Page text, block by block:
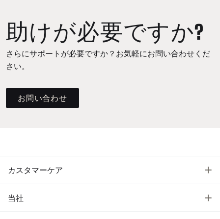
助けが必要ですか?
さらにサポートが必要ですか？お気軽にお問い合わせくだ
さい。
お問い合わせ
カスタマーケア
当社